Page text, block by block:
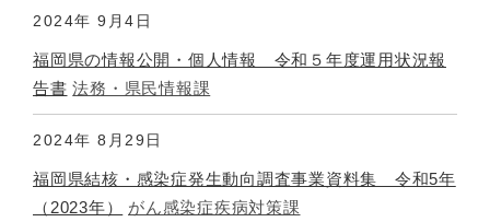
2024年 9月4日
福岡県の情報公開・個人情報 令和５年度運用状況報
告書 法務・県民情報課
2024年 8月29日
福岡県結核・感染症発生動向調査事業資料集 令和5年
（2023年）
がん感染症疾病対策課